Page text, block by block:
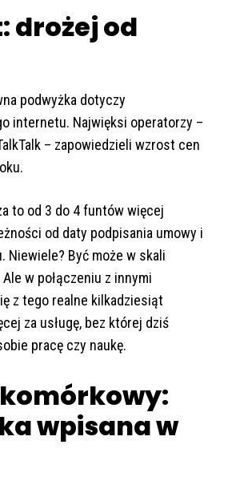
drożej od
podwyżka dotyczy
internetu. Najwięksi operatorzy –
– zapowiedzieli wzrost cen
to od 3 do 4 funtów więcej
od daty podpisania umowy i
Niewiele? Być może w skali
w połączeniu z innymi
z tego realne kilkadziesiąt
za usługę, bez której dziś
pracę czy naukę.
wpisana w